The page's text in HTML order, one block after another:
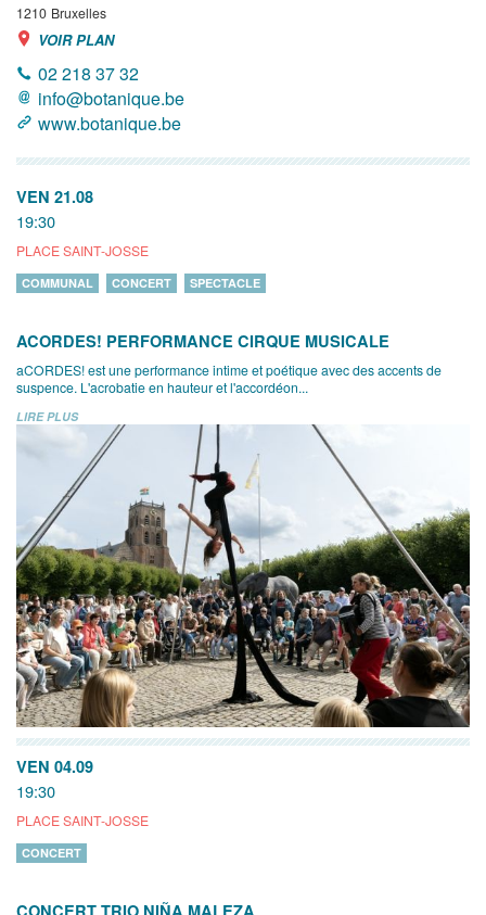
1210 Bruxelles
VOIR PLAN
02 218 37 32
info@botanique.be
www.botanique.be
VEN 21.08
19:30
PLACE SAINT-JOSSE
COMMUNAL CONCERT SPECTACLE
ACORDES! PERFORMANCE CIRQUE MUSICALE
aCORDES! est une performance intime et poétique avec des accents de
suspence. L'acrobatie en hauteur et l'accordéon...
LIRE PLUS
VEN 04.09
19:30
PLACE SAINT-JOSSE
CONCERT
CONCERT TRIO NIÑA MALEZA